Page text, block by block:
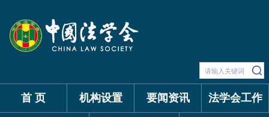
首 页 机构设置 要闻资讯 法学会工作